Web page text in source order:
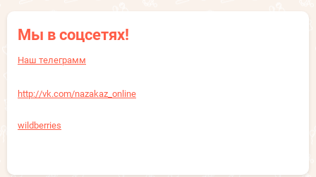
Мы в соцсетях!
Наш телеграмм
http://vk.com/nazakaz_online
wildberries